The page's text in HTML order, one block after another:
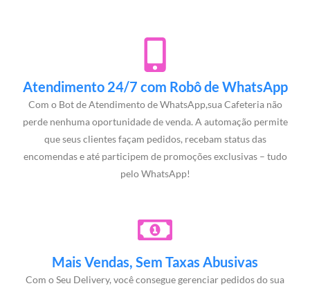
Atendimento 24/7 com Robô de WhatsApp
Com o Bot de Atendimento de WhatsApp,sua Cafeteria não
perde nenhuma oportunidade de venda. A automação permite
que seus clientes façam pedidos, recebam status das
encomendas e até participem de promoções exclusivas – tudo
pelo WhatsApp!
Mais Vendas, Sem Taxas Abusivas
Com o Seu Delivery, você consegue gerenciar pedidos do sua